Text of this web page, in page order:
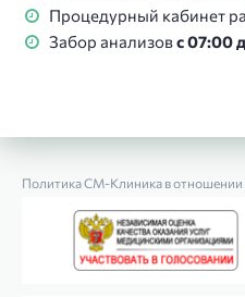
Процедурный кабинет
Забор анализовс 07:00
Политика СМ‑Клиника в